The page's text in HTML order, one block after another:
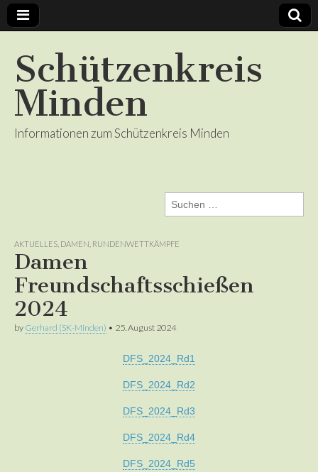
Schützenkreis
Minden
Informationen zum Schützenkreis Minden
Suchen
nach:
AKTUELLES DAMEN RUNDENWETTKÄMPFE
Damen
Freundschaftsschießen
2024
by Gerhard (SK-Minden) • 25. August 2024
DFS_2024_Rd1
DFS_2024_Rd2
DFS_2024_Rd3
DFS_2024_Rd4
DFS_2024_Rd5